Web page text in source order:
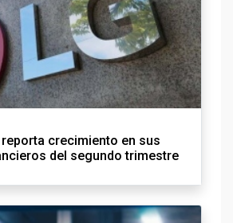
reporta crecimiento en sus
del segundo trimestre